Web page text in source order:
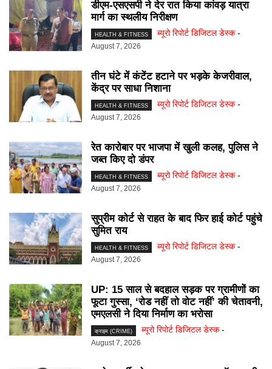
डीएम-एसएसपी ने देर रात किया कांवड़ यात्रा
मार्ग का स्थलीय निरीक्षण
HEALTH & FITNESS ब्यूरो रिपोर्ट डिजिटल डेस्क -
August 7, 2026
तीन घंटे में कंटेंट हटाने पर भड़के केजरीवाल,
केंद्र पर साधा निशाना
HEALTH & FITNESS ब्यूरो रिपोर्ट डिजिटल डेस्क -
August 7, 2026
रेत कारोबार पर भाजपा में खुली कलह, पुलिस ने
जब्त किए दो डंपर
HEALTH & FITNESS ब्यूरो रिपोर्ट डिजिटल डेस्क -
August 7, 2026
सुप्रीम कोर्ट से राहत के बाद फिर हाई कोर्ट पहुंचे
सुमित राय
HEALTH & FITNESS ब्यूरो रिपोर्ट डिजिटल डेस्क -
August 7, 2026
UP: 15 साल से बदहाल सड़क पर ग्रामीणों का
फूटा गुस्सा, ‘रोड नहीं तो वोट नहीं’ की चेतावनी,
एमएलसी ने दिया निर्माण का भरोसा
क्राइम (CRIME) ब्यूरो रिपोर्ट डिजिटल डेस्क -
August 7, 2026